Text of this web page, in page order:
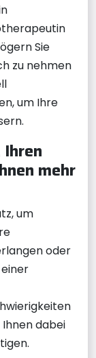
Sie
zu nehmen
um Ihre
mehr
um
oder
dabei